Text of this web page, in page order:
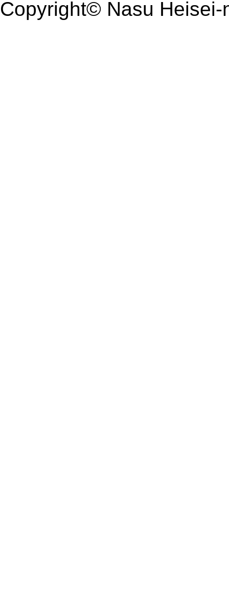
Copyright© Nasu